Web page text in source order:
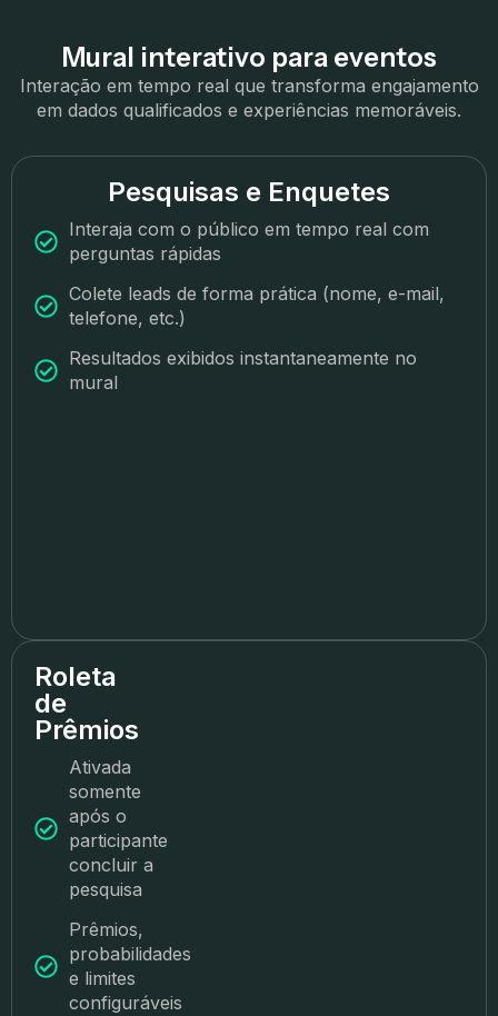
Mural interativo para eventos
Interação em tempo real que transforma engajamento
em dados qualificados e experiências memoráveis.
Pesquisas e Enquetes
Interaja com o público em tempo real com
perguntas rápidas
Colete leads de forma prática (nome, e-mail,
telefone, etc.)
Resultados exibidos instantaneamente no
mural
Roleta
de
Prêmios
Ativada
somente
após o
participante
concluir a
pesquisa
Prêmios,
probabilidades
e limites
configuráveis